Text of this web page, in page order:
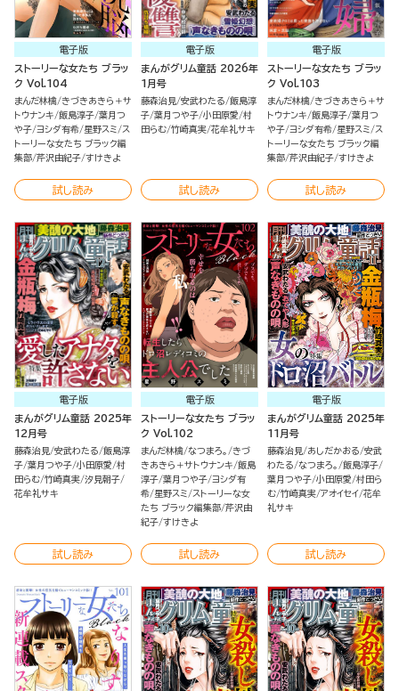
電子版
ストーリーな女たち ブラッ
ク Vol.104
まんだ林檎 きづきあきら＋サ
トウナンキ 飯島淳子 葉月つ
や子 ヨシダ有希 星野スミ
ス
トーリーな女たち ブラック編
集部 芹沢由紀子 すけきよ
試し読み
電子版
まんがグリム童話 2026年
1月号
藤森治見 安武わたる 飯島淳
子 葉月つや子 小田原愛 村
田らむ 竹崎真実 花牟礼サキ
試し読み
電子版
ストーリーな女たち ブラッ
ク Vol.103
まんだ林檎 きづきあきら＋サ
トウナンキ 飯島淳子 葉月つ
や子 ヨシダ有希 星野スミ
ス
トーリーな女たち ブラック編
集部 芹沢由紀子 すけきよ
試し読み
電子版
まんがグリム童話 2025年
12月号
藤森治見 安武わたる 飯島淳
子 葉月つや子 小田原愛 村
田らむ 竹崎真実 汐見朝子
花牟礼サキ
試し読み
電子版
ストーリーな女たち ブラッ
ク Vol.102
まんだ林檎 なつまろ。
きづ
きあきら＋サトウナンキ 飯島
淳子 葉月つや子 ヨシダ有
希 星野スミ
ストーリーな女
たち ブラック編集部 芹沢由
紀子 すけきよ
試し読み
電子版
まんがグリム童話 2025年
11月号
藤森治見 あしだかおる 安武
わたる なつまろ。
飯島淳子
葉月つや子 小田原愛 村田ら
む 竹崎真実 アオイセイ 花牟
礼サキ
試し読み